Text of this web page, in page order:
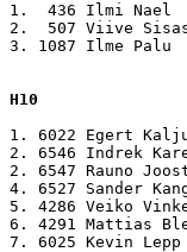
1.  436 Ilmi
2.  507 Viive
3. 1087 Ilme
H10
1. 6022 Egert
2. 6546 Indrek
2. 6547 Rauno
4. 6527 Sander
5. 4286 Veiko
6. 4291 Mattias
7. 6025 Kevin